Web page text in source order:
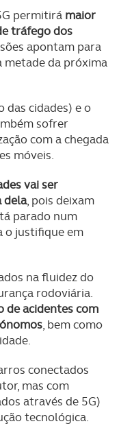
permitirá maior
tráfego dos
apontam para
metade da próxima
das cidades) e o
sofrer
com a chegada
móveis.
vai ser
dela, pois deixam
parado num
o justifique em
na fluidez do
rodoviária.
de acidentes com
, bem como
conectados
mas com
através de 5G)
tecnológica.